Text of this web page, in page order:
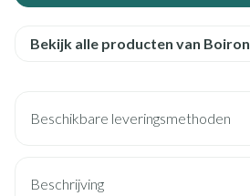
Bekijk alle producten van Boiron
Beschikbare leveringsmethoden
Beschrijving